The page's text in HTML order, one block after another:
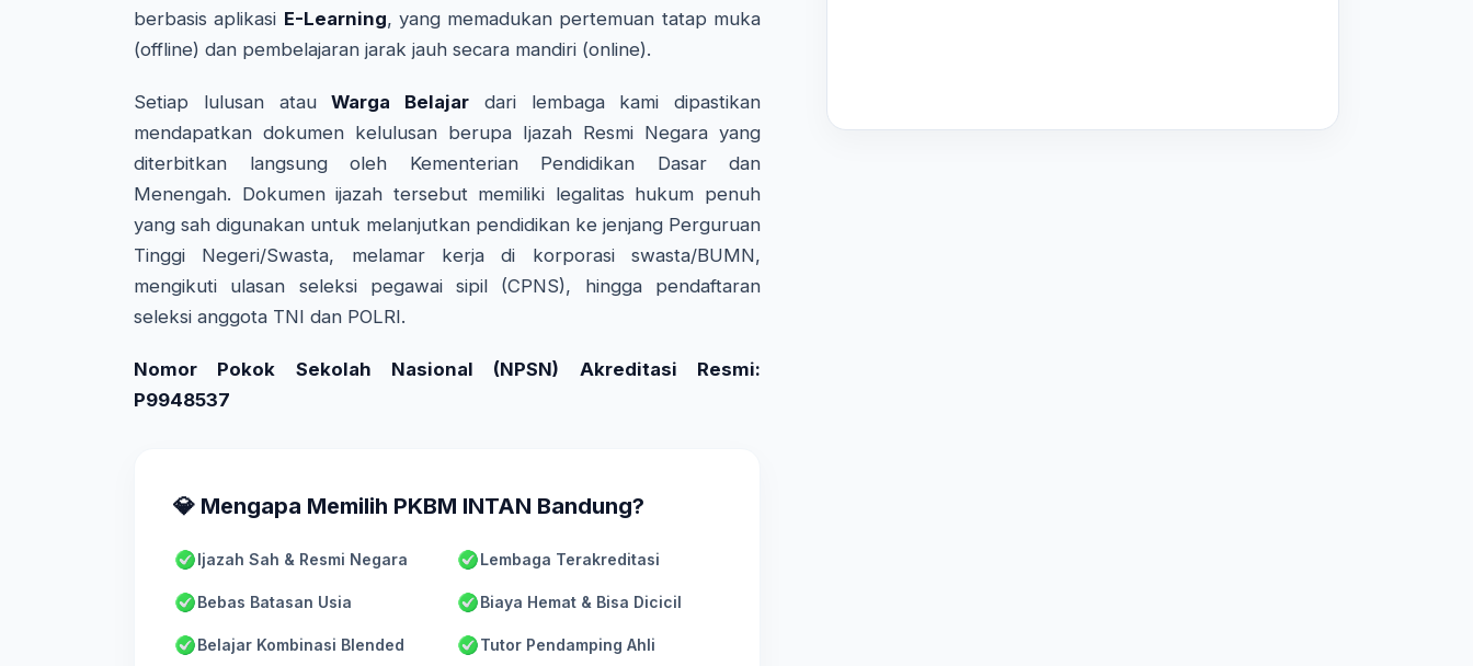
berbasis aplikasi E-Learning, yang memadukan pertemuan tatap muka
(offline) dan pembelajaran jarak jauh secara mandiri (online).
Setiap lulusan atauWarga Belajar dari lembaga kami dipastikan
mendapatkan dokumen kelulusan berupa Ijazah Resmi Negara yang
diterbitkan langsung oleh Kementerian Pendidikan Dasar dan
Menengah. Dokumen ijazah tersebut memiliki legalitas hukum penuh
yang sah digunakan untuk melanjutkan pendidikan ke jenjang Perguruan
Tinggi Negeri/Swasta, melamar kerja di korporasi swasta/BUMN,
mengikuti ulasan seleksi pegawai sipil (CPNS), hingga pendaftaran
seleksi anggota TNI dan POLRI.
Nomor Pokok Sekolah Nasional (NPSN) Akreditasi Resmi:
P9948537
💎 Mengapa Memilih PKBM INTAN Bandung?
Ijazah Sah & Resmi Negara Lembaga Terakreditasi
Bebas Batasan Usia Biaya Hemat & Bisa Dicicil
Belajar Kombinasi Blended Tutor Pendamping Ahli